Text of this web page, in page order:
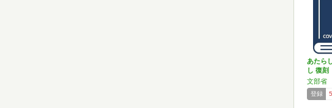
あたら
し 復刻
文部省
登録